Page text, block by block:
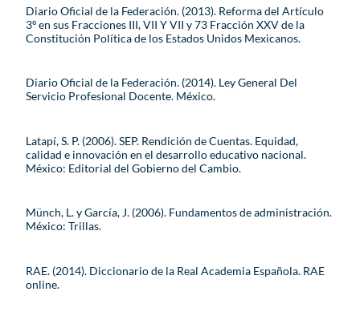
Diario Oficial de la Federación. (2013). Reforma del Artículo
3º en sus Fracciones III, VII Y VII y 73 Fracción XXV de la
Constitución Política de los Estados Unidos Mexicanos.
Diario Oficial de la Federación. (2014). Ley General Del
Servicio Profesional Docente. México.
Latapí, S. P. (2006). SEP. Rendición de Cuentas. Equidad,
calidad e innovación en el desarrollo educativo nacional.
México: Editorial del Gobierno del Cambio.
Münch, L. y García, J. (2006). Fundamentos de administración.
México: Trillas.
RAE. (2014). Diccionario de la Real Academia Española. RAE
online.